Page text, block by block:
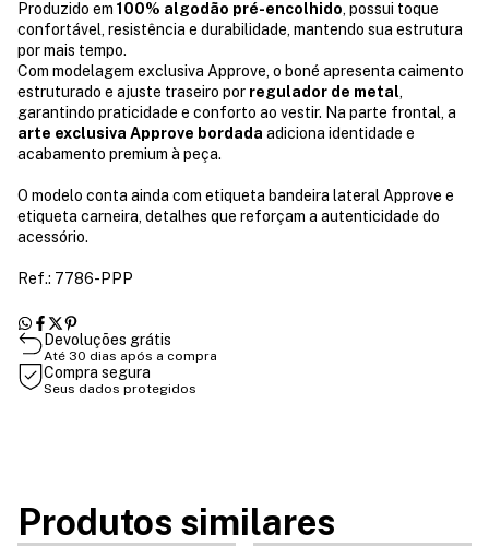
Produzido em 100% algodão pré-encolhido, possui toque
confortável, resistência e durabilidade, mantendo sua estrutura
por mais tempo.
Com modelagem exclusiva Approve, o boné apresenta caimento
estruturado e ajuste traseiro por regulador de metal,
garantindo praticidade e conforto ao vestir. Na parte frontal, a
arte exclusiva Approve bordada adiciona identidade e
acabamento premium à peça.
O modelo conta ainda com etiqueta bandeira lateral Approve e
etiqueta carneira, detalhes que reforçam a autenticidade do
acessório.
Ref.: 7786-PPP
Devoluções grátis
Até 30 dias após a compra
Compra segura
Seus dados protegidos
Produtos similares